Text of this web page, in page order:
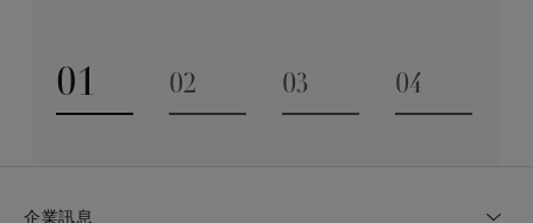
01
Go to slide 1
02
03
04
企業訊息